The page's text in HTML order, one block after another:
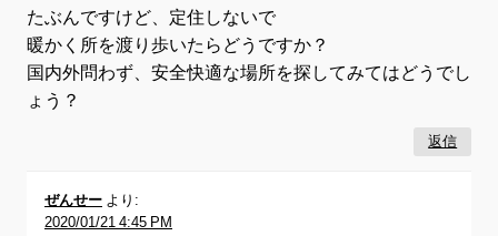
たぶんですけど、定住しないで
暖かく所を渡り歩いたらどうですか？
国内外問わず、安全快適な場所を探してみてはどうでし
ょう？
返信
ぜんせー より:
2020/01/21 4:45 PM